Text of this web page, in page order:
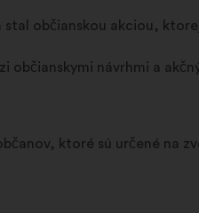
občianskou akciou,
návrhmi a
ktoré sú určené na